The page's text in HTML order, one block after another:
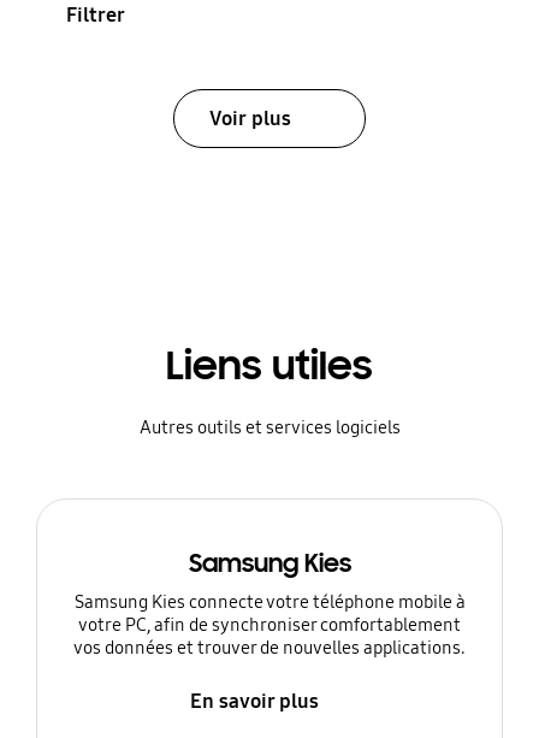
Filtrer
Voir plus
Liens utiles
Autres outils et services logiciels
Samsung Kies
Samsung Kies connecte votre téléphone mobile à
votre PC, afin de synchroniser comfortablement
vos données et trouver de nouvelles applications.
En savoir plus